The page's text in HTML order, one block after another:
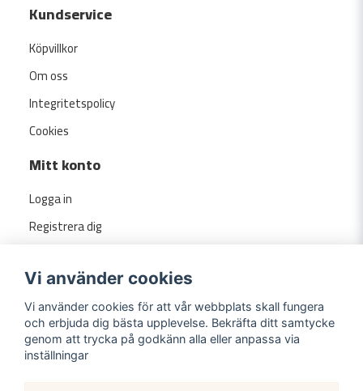
Kundservice
Köpvillkor
Om oss
Integritetspolicy
Cookies
Mitt konto
Logga in
Registrera dig
Vi använder cookies
Vi använder cookies för att vår webbplats skall fungera
och erbjuda dig bästa upplevelse. Bekräfta ditt samtycke
genom att trycka på godkänn alla eller anpassa via
inställningar